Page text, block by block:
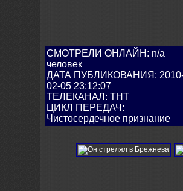
СМОТРЕЛИ ОНЛАЙН: n/a
человек
ДАТА ПУБЛИКОВАНИЯ:
02-05 23:12:07
ТЕЛЕКАНАЛ: ТНТ
ЦИКЛ ПЕРЕДАЧ:
Чистосердечное признание